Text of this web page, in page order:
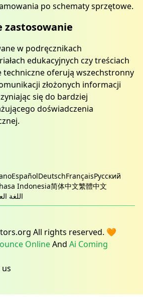
po schematy sprzętowe.
zastosowanie
w podręcznikach
edukacyjnych czy treściach
techniczne oferują wszechstronny
złożonych informacji
się do bardziej
doświadczenia
EspañolDeutschFrançaisРусский
Indonesia简体中文繁體中文
اللغة
All rights reserved. 🧡
OnlineAnd Ai Coming